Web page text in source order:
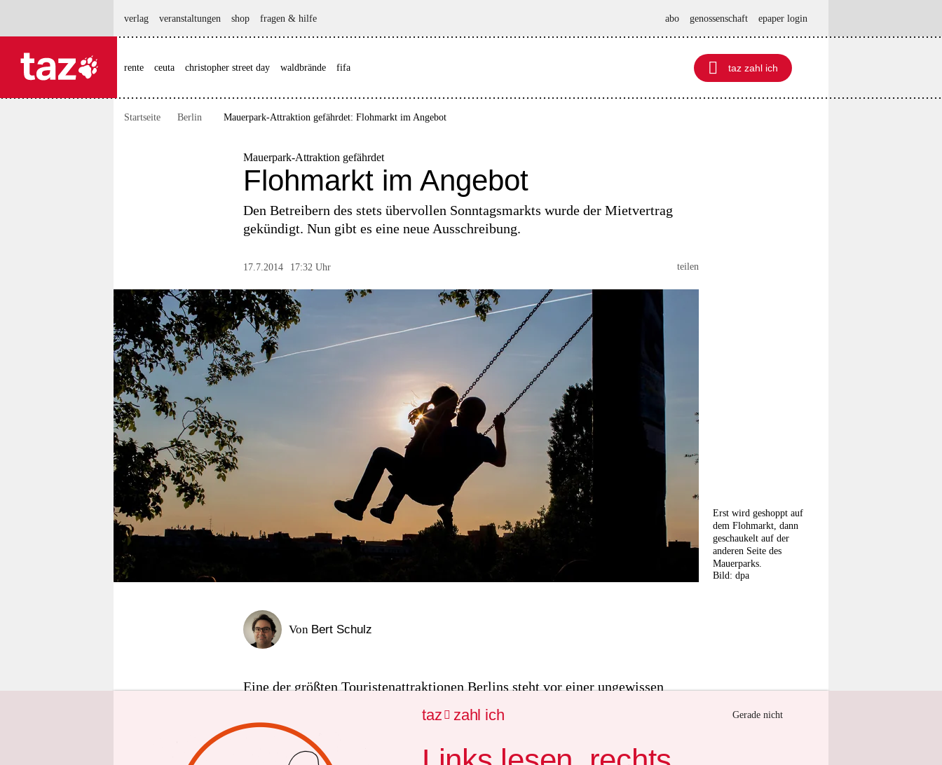
berlin
nord
wahrheit
verlag
verlag
veranstaltungen
shop
fragen & hilfe
unterstützen
abo
verlag
veranstaltungen shop fragen & hilfe abo genossenschaft epaper login
rente ceuta christopher street day waldbrände fifa 
taz zahl ich
taz zahl ich
Startseite Berlin Mauerpark-Attraktion gefährdet: Flohmarkt im Angebot
Mauerpark-Attraktion gefährdet
Flohmarkt im Angebot
Den Betreibern des stets übervollen Sonntagsmarkts wurde der Mietvertrag
gekündigt. Nun gibt es eine neue Ausschreibung.
17.7.2014 17:32 Uhr teilen
Erst wird geshoppt auf
dem Flohmarkt, dann
geschaukelt auf der
anderen Seite des
Mauerparks.
Bild: dpa
Von Bert Schulz
Eine der größten Touristenattraktionen Berlins steht vor einer ungewissen
Zukunft. Den Betreibern des sonntäglichen Flohmarkts im Mauerpark wurde
der Mietvertrag gekündigt – ohne Nennung von Gründen. Ende September ist
Schluss. Lars Herting, einer der beiden Gründer und drei Betreiber des Markts,
taz  zahl ich Gerade nicht